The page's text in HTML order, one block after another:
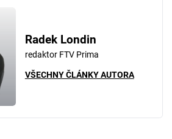
Radek Londin
redaktor FTV Prima
VŠECHNY ČLÁNKY AUTORA